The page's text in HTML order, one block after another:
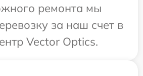
ремонта мы
за наш счет в
Vector Optics.